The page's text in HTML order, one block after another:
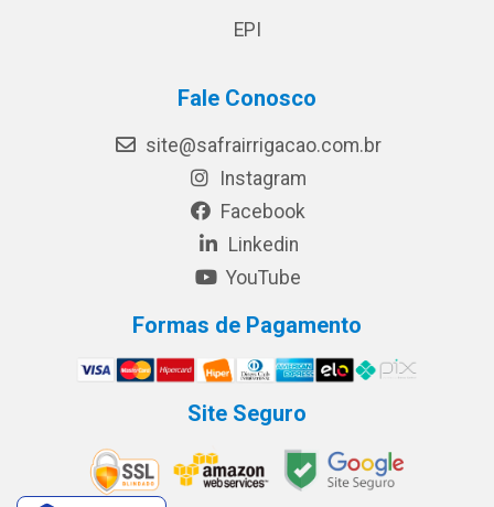
EPI
Fale Conosco
site@safrairrigacao.com.br
Instagram
Facebook
Linkedin
YouTube
Formas de Pagamento
Site Seguro